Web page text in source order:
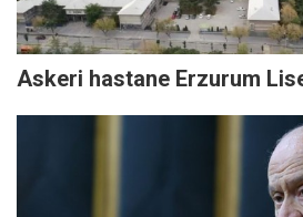
Askeri hastane Erzurum